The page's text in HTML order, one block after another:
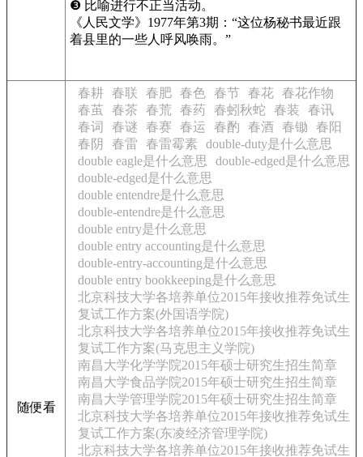
❸ 比喻进行不正当活动。
《人民文学》1977年第3期：“这位杨秘书最近跟
着县里的一些人呼风唤雨。”
随便看
春耕 春联 春肥 春色 春节 春花 春花作物
春茧
春茶 春荒 春药 春蚓秋蛇 春装
春讯
春词
春谜 春赛 春运 春酌 春酒 春锄
春阳
春阴
春雷 春雷霉素 double-duty是什么意思
double eagle是什么意思
double-edged是什么意思
double-edged是什么意思
double entendre是什么意思
double-entendre是什么意思
double entry是什么意思
double entry accounting是什么意思
double-entry-accounting是什么意思
double entry bookkeeping是什么意思
北京科技大学各培养单位2015年接收推荐免试生
复试工作方案(外国语学院)
北京科技大学各培养单位2015年接收推荐免试生
复试工作方案(马克思主义学院)
南昌大学化学学院2015年硕士研究生招生简章
南昌大学食品学院2015年硕士研究生招生简章
南昌大学管理学院2015年硕士研究生招生简章
北京科技大学各培养单位2015年接收推荐免试生
复试工作方案(东凌经济管理学院)
北京科技大学各培养单位2015年接收推荐免试生